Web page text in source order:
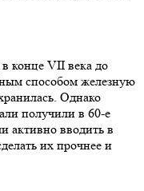
конце VII века до
способом железную
Однако
получили в 60-е
активно вводить в
их прочнее и